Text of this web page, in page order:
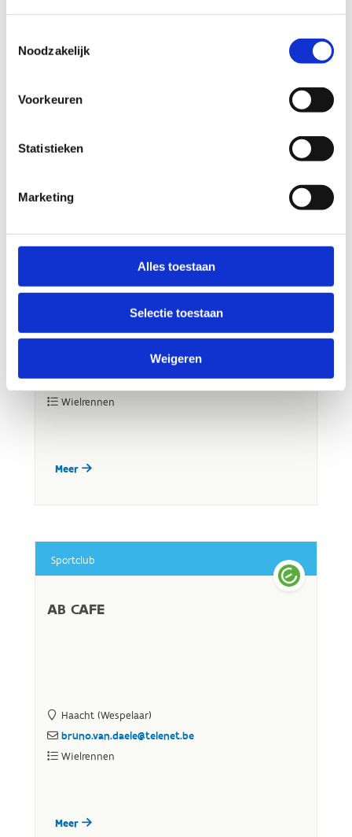
Noodzakelijk
Voorkeuren
Statistieken
Marketing
Alles toestaan
Selectie toestaan
Weigeren